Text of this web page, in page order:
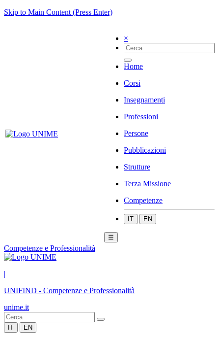
Skip to Main Content (Press Enter)
×
Home
Corsi
Insegnamenti
Professioni
Persone
Pubblicazioni
Strutture
Terza Missione
Competenze
IT EN
☰
Competenze e Professionalità
|
UNIFIND - Competenze e Professionalità
unime.it
IT EN